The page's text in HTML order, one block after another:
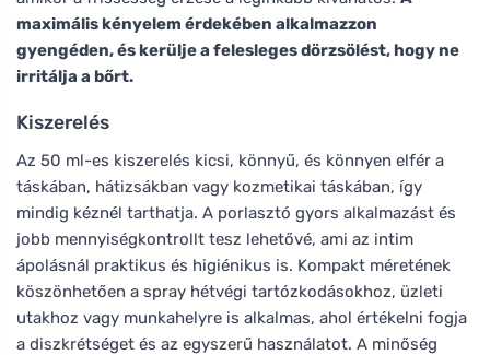
maximális kényelem érdekében alkalmazzon
gyengéden, és kerülje a felesleges dörzsölést, hogy ne
irritálja a bőrt.
Kiszerelés
Az 50 ml-es kiszerelés kicsi, könnyű, és könnyen elfér a
táskában, hátizsákban vagy kozmetikai táskában, így
mindig kéznél tarthatja. A porlasztó gyors alkalmazást és
jobb mennyiségkontrollt tesz lehetővé, ami az intim
ápolásnál praktikus és higiénikus is. Kompakt méretének
köszönhetően a spray hétvégi tartózkodásokhoz, üzleti
utakhoz vagy munkahelyre is alkalmas, ahol értékelni fogja
a diszkrétséget és az egyszerű használatot. A minőség